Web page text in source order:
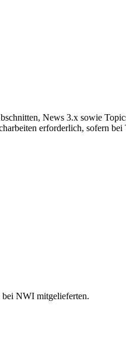
News 3.x sowie
erforderlich, sofern
bei NWI mitgelieferten.